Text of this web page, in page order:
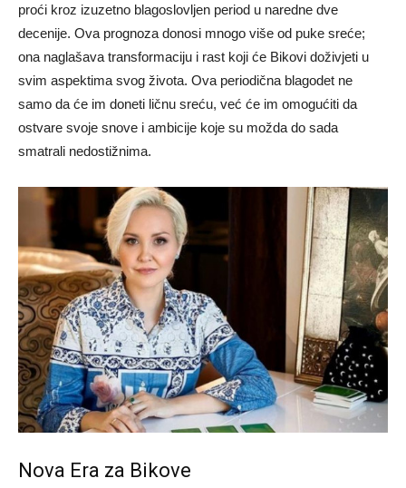
proći kroz izuzetno blagoslovljen period u naredne dve
decenije. Ova prognoza donosi mnogo više od puke sreće;
ona naglašava transformaciju i rast koji će Bikovi doživjeti u
svim aspektima svog života. Ova periodična blagodet ne
samo da će im doneti ličnu sreću, već će im omogućiti da
ostvare svoje snove i ambicije koje su možda do sada
smatrali nedostižnima.
Nova Era za Bikove